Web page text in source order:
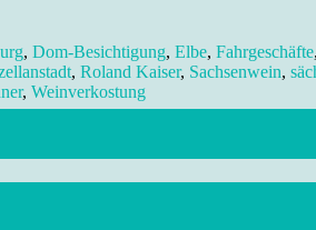
, Dom-Besichtigung, Elbe, Fahrgeschäfte,
, Roland Kaiser, Sachsenwein,
, Weinverkostung